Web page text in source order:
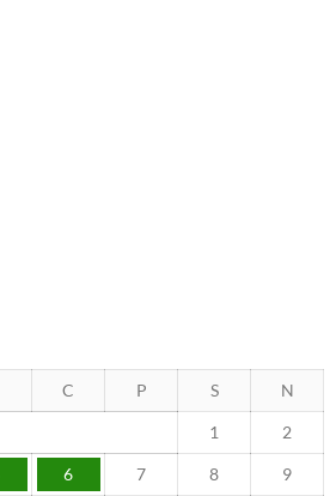
C P S N
1 2
6 7 8 9